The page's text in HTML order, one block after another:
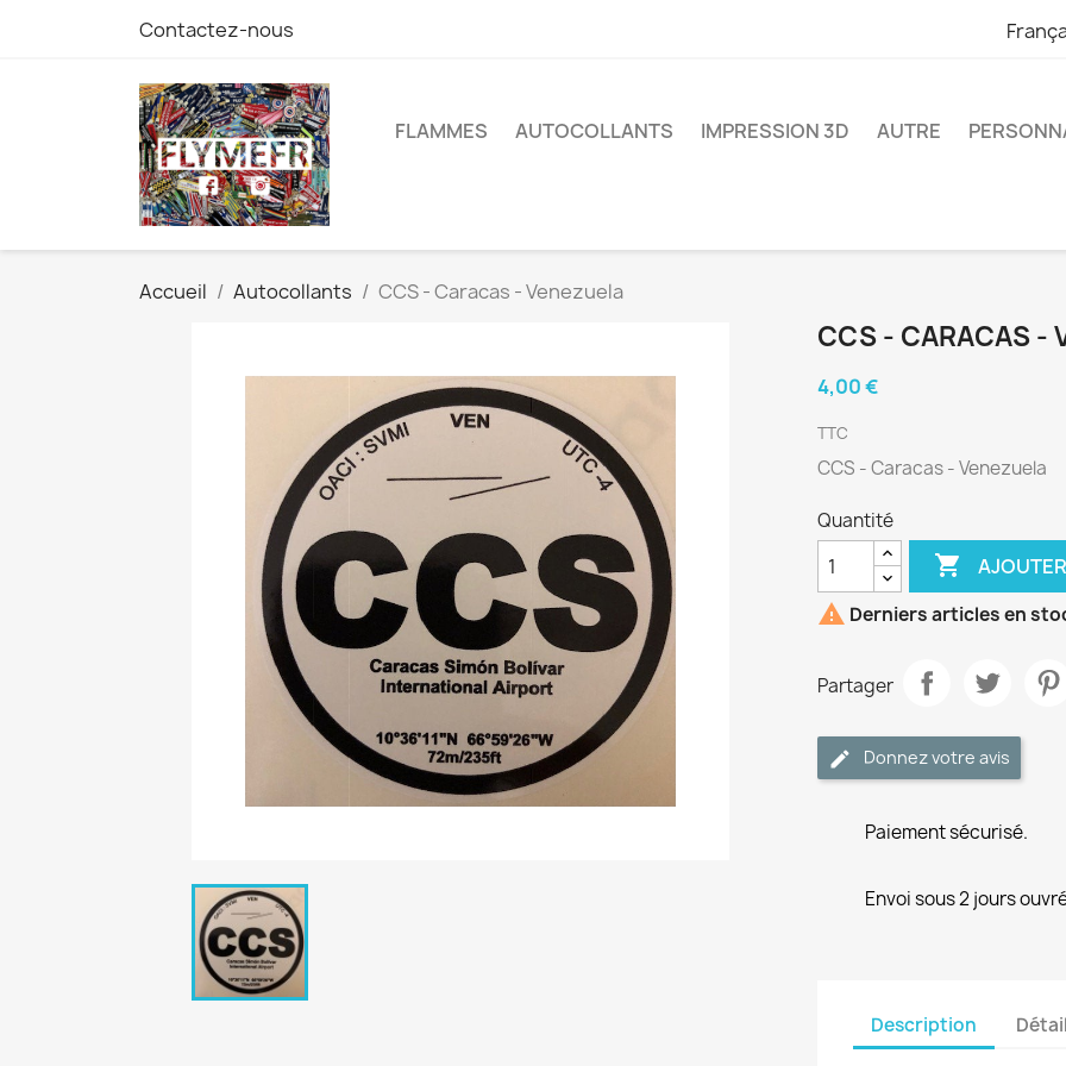
Contactez-nous
FLAMMES AUTOCOLLANTS IMPRESSION 3D AUTRE
Accueil Autocollants CCS - Caracas - Venezuela
CCS - CARACAS -
4,00 €
TTC
CCS - Caracas - Venezuela
Quantité

 Derniers articles en
Partager
Donnez votre avis
Paiement sécurisé.
Envoi sous 2 jours
Description